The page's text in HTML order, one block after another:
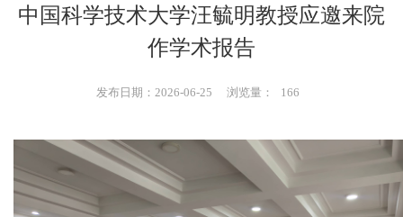
中国科学技术大学汪毓明教授应邀来院
作学术报告
发布日期：2026-06-25 浏览量： 166